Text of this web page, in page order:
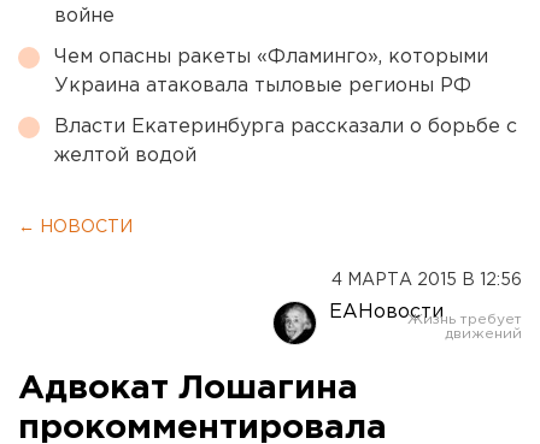
войне
Чем опасны ракеты «Фламинго», которыми
Украина атаковала тыловые регионы РФ
Власти Екатеринбурга рассказали о борьбе с
желтой водой
← НОВОСТИ
4 МАРТА 2015 В 12:56
ЕАНовости
Адвокат Лошагина
прокомментировала